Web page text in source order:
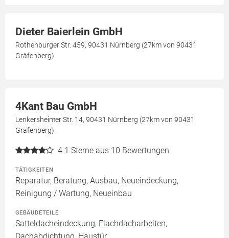
Dieter Baierlein GmbH
Rothenburger Str. 459, 90431 Nürnberg (27km von 90431
Gräfenberg)
4Kant Bau GmbH
Lenkersheimer Str. 14, 90431 Nürnberg (27km von 90431
Gräfenberg)
4.1 Sterne aus 10 Bewertungen
TÄTIGKEITEN
Reparatur, Beratung, Ausbau, Neueindeckung,
Reinigung / Wartung, Neueinbau
GEBÄUDETEILE
Satteldacheindeckung, Flachdacharbeiten,